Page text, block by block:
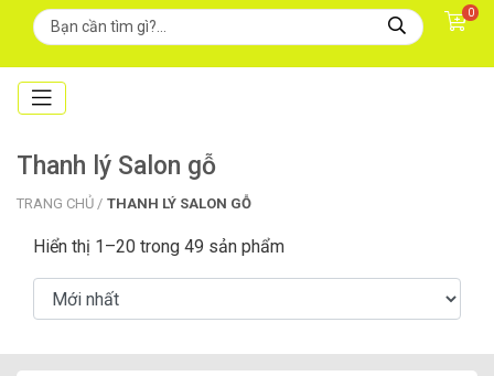
0
Thanh lý Salon gỗ
TRANG CHỦ / THANH LÝ SALON GỖ
Hiển thị 1–20 trong 49 sản phẩm